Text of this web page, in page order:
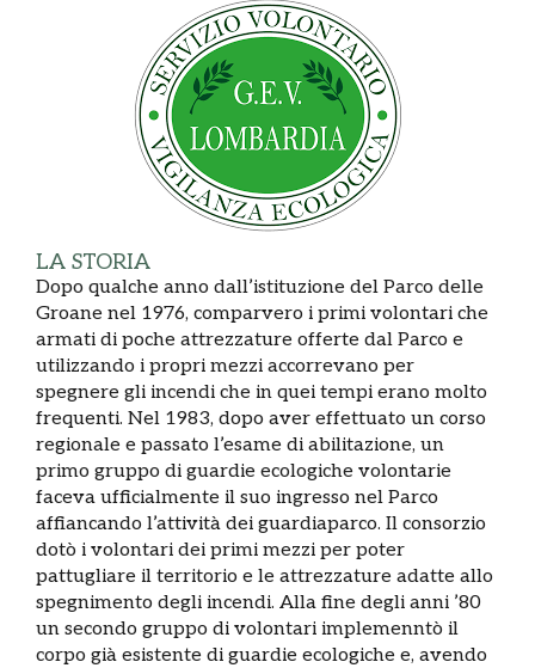
LA STORIA
Dopo qualche anno dall’istituzione del Parco delle
Groane nel 1976, comparvero i primi volontari che
armati di poche attrezzature offerte dal Parco e
utilizzando i propri mezzi accorrevano per
spegnere gli incendi che in quei tempi erano molto
frequenti. Nel 1983, dopo aver effettuato un corso
regionale e passato l’esame di abilitazione, un
primo gruppo di guardie ecologiche volontarie
faceva ufficialmente il suo ingresso nel Parco
affiancando l’attività dei guardiaparco. Il consorzio
dotò i volontari dei primi mezzi per poter
pattugliare il territorio e le attrezzature adatte allo
spegnimento degli incendi. Alla fine degli anni ’80
un secondo gruppo di volontari implemenntò il
corpo già esistente di guardie ecologiche e, avendo